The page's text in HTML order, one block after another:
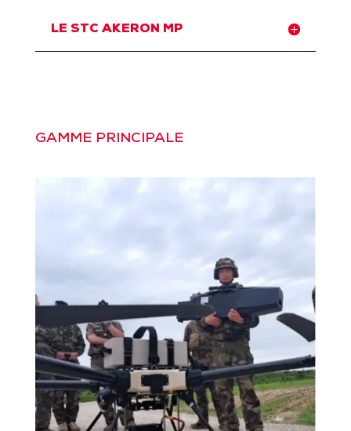
LE STC AKERON MP
GAMME PRINCIPALE